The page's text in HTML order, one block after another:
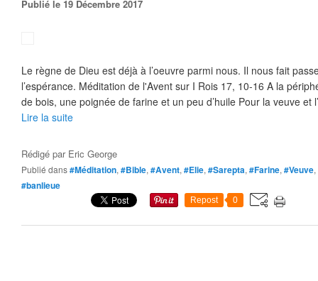
Publié le 19 Décembre 2017
Le règne de Dieu est déjà à l’oeuvre parmi nous. Il nous fait
l’espérance. Méditation de l'Avent sur I Rois 17, 10-16 A la
de bois, une poignée de farine et un peu d’huile Pour la veuve et
Lire la suite
Rédigé par Eric George
Publié dans#Méditation, #Bible, #Avent, #Elie, #Sarepta, #Farine, #Veuve,
#banlieue
Repost 0